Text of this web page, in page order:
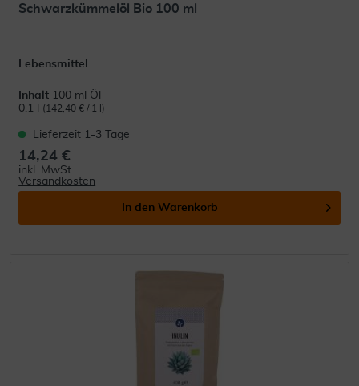
Schwarzkümmelöl Bio 100 ml
Lebensmittel
Inhalt 100 ml Öl
0.1 l
(142,40 € / 1 l)
Lieferzeit 1-3 Tage
14,24 €
inkl. MwSt.
Versandkosten
In den Warenkorb